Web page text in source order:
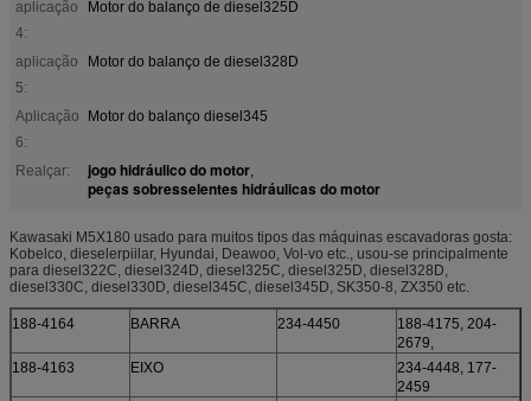
aplicação
4:
Motor do balanço de diesel325D
aplicação
5:
Motor do balanço de diesel328D
Aplicação
6:
Motor do balanço diesel345
Realçar: jogo hidráulico do motor,
peças sobresselentes hidráulicas do motor
Kawasaki M5X180 usado para muitos tipos das máquinas escavadoras gosta:
Kobelco, dieselerpiilar, Hyundai, Deawoo, Vol-vo etc., usou-se principalmente
para diesel322C, diesel324D, diesel325C, diesel325D, diesel328D,
diesel330C, diesel330D, diesel345C, diesel345D, SK350-8, ZX350 etc.
188-4164 BARRA 234-4450
188-4175, 204-
2679,
188-4163
EIXO
234-4448, 177-
2459